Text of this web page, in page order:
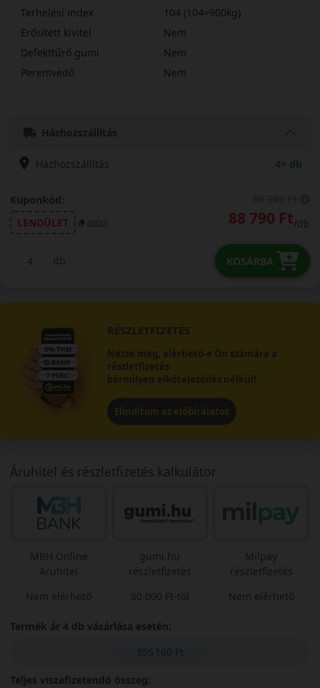
Terhelési index
104 (104=900kg)
Erősített kivitel
Nem
Defekttűrő gumi
Nem
Peremvédő
Nem
Házhozszállítás
Házhozszállítás 4+ db
Kuponkód:
LENDÜLET
másol 88 790 Ft/db
db KOSÁRBA
RÉSZLETFIZETÉS
Nézze meg, elérhető-e Ön számára a
részletfizetés
bármilyen elköteleződés nélkül!
Elindítom az előbírálatot
Áruhitel és részletfizetés kalkulátor
MBH Online
Áruhitel
Nem elérhető
gumi.hu
részletfizetés
80 000 Ft-tól
Milpay
részletfizetés
Nem elérhető
Termék ár 4 db vásárlása esetén:
355 160 Ft
Teljes viszafizetendő összeg: